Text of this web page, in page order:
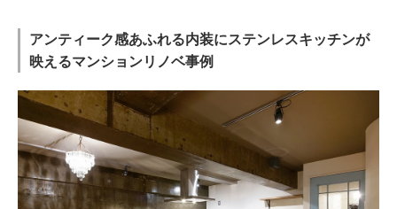
アンティーク感あふれる内装にステンレスキッチンが
映えるマンションリノベ事例